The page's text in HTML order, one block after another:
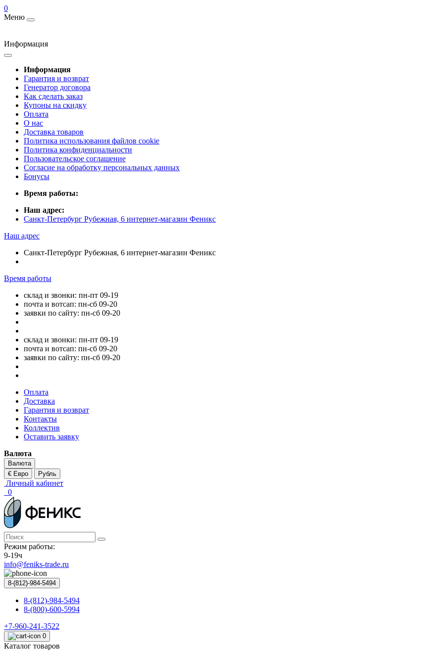
0
Меню
Информация
Информация
Гарантия и возврат
Генератор договора
Как сделать заказ
Купоны на скидку
Оплата
О нас
Доставка товаров
Политика использования файлов cookie
Политика конфиденциальности
Пользовательское соглашение
Согласие на обработку персональных данных
Бонусы
Время работы:
Наш адрес:
Санкт-Петербург Рубежная, 6 интернет-магазин Феникс
Наш адрес
Санкт-Петербург Рубежная, 6 интернет-магазин Феникс
Время работы
склад и звонки: пн-пт 09-19
почта и вотсап: пн-сб 09-20
заявки по сайту: пн-сб 09-20
склад и звонки: пн-пт 09-19
почта и вотсап: пн-сб 09-20
заявки по сайту: пн-сб 09-20
Оплата
Доставка
Гарантия и возврат
Контакты
Коллектив
Оставить заявку
Валюта
Валюта
€ Евро
Рубль
Личный кабинет
0
Режим работы:
9-19ч
info@feniks-trade.ru
8-(812)-984-5494
8-(812)-984-5494
8-(800)-600-5994
+7-960-241-3522
0
Каталог товаров